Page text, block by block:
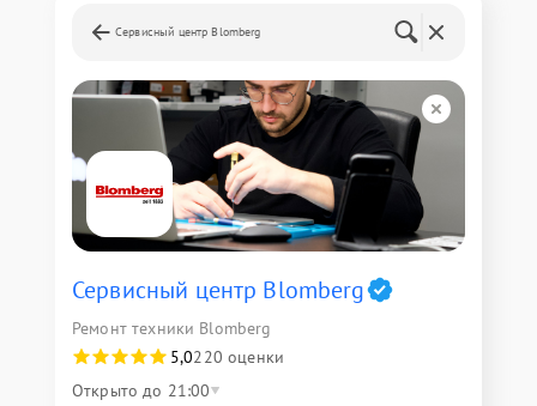
Сервисный центр Blomberg
Сервисный центр Blomberg
Ремонт техники Blomberg
5,0220 оценки
Открыто до 21:00